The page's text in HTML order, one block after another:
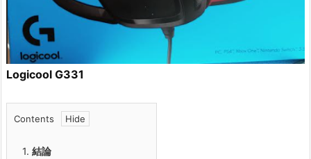
Logicool G331
Contents
1. 結論